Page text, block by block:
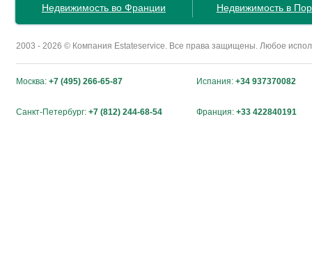
Недвижимость во Франции
Недвижимость в
2003 - 2026 © Компания Estateservice. Все права защищены. Любое
Москва: +7 (495) 266-65-87 Испания: +34 937370082
Санкт-Петербург: +7 (812) 244-68-54 Франция: +33 422840191